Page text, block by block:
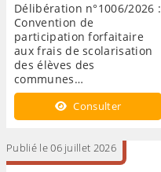
Délibération n°1006/2026 :
Convention de
participation forfaitaire
aux frais de scolarisation
des élèves des
communes…
Consulter
Publié le 06 juillet 2026